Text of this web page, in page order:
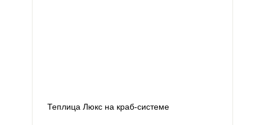
Теплица Люкс на краб-системе